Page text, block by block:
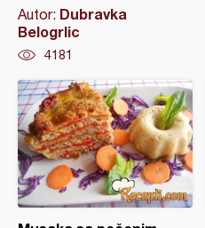
Autor: Dubravka
Belogrlic
4181